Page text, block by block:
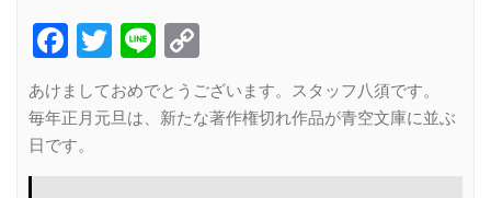
Facebook
Twitter
Line
Link
あけましておめでとうございます。スタッフ八須です。
毎年正月元旦は、新たな著作権切れ作品が青空文庫に並ぶ
日です。